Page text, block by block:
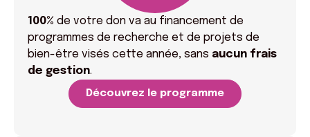
100% de votre don va au financement de
programmes de recherche et de projets de
bien-être visés cette année, sans aucun frais
de gestion.
Découvrez le programme